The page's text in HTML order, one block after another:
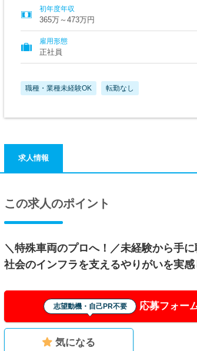
初年度年収
365万～473万円
雇用形態
正社員
職種・業種未経験OK 転勤なし
求人情報
この求人のポイント
＼特殊車両のプロへ！／未経験から手
社会のインフラを支えるやりがいを実感
志望動機・自己PR不要 応募フォー
気になる